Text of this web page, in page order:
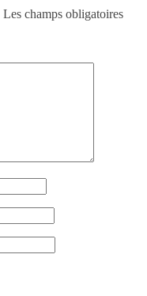
Les champs obligatoires